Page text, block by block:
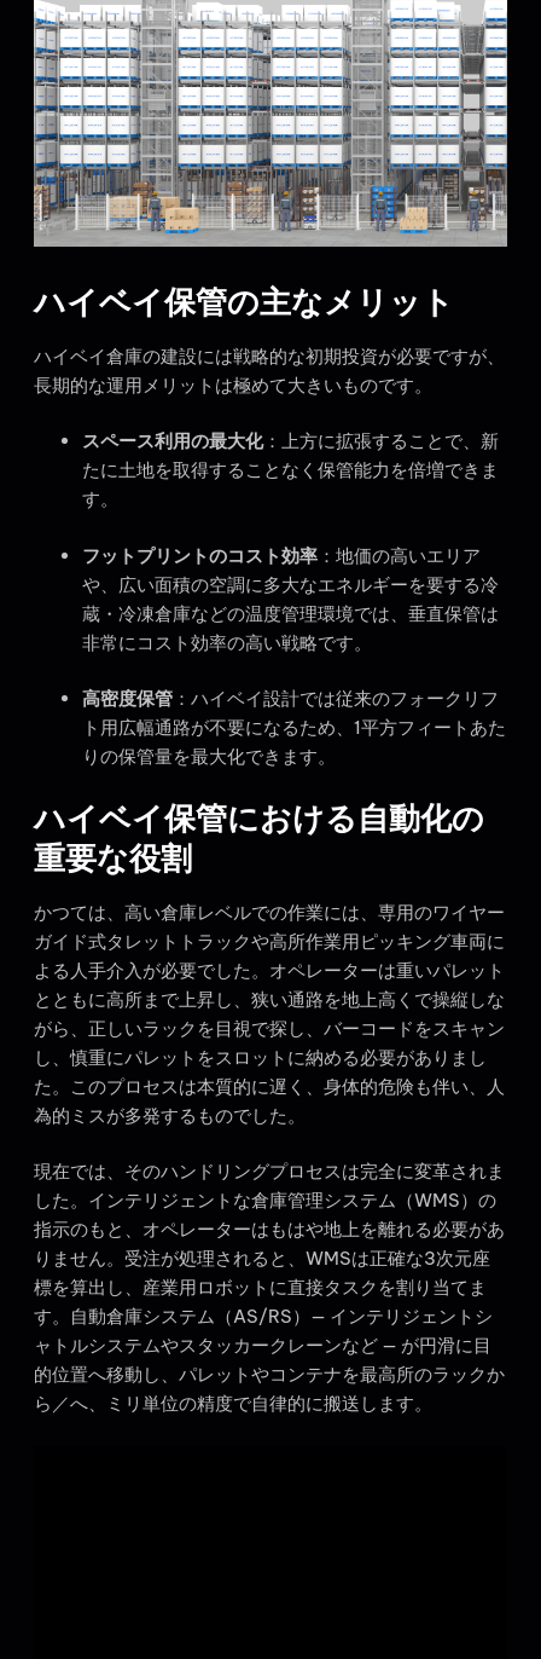
ハイベイ保管の主なメリット
ハイベイ倉庫の建設には戦略的な初期投資が必要ですが、
長期的な運用メリットは極めて大きいものです。
スペース利用の最大化：上方に拡張することで、新
たに土地を取得することなく保管能力を倍増できま
す。
フットプリントのコスト効率 ：地価の高いエリア
や、広い面積の空調に多大なエネルギーを要する冷
蔵・冷凍倉庫などの温度管理環境では、垂直保管は
非常にコスト効率の高い戦略です。
高密度保管 ：ハイベイ設計では従来のフォークリフ
ト用広幅通路が不要になるため、1平方フィートあた
りの保管量を最大化できます。
ハイベイ保管における自動化の
重要な役割
かつては、高い倉庫レベルでの作業には、専用のワイヤー
ガイド式タレットトラックや高所作業用ピッキング車両に
よる人手介入が必要でした。オペレーターは重いパレット
とともに高所まで上昇し、狭い通路を地上高くで操縦しな
がら、正しいラックを目視で探し、バーコードをスキャン
し、慎重にパレットをスロットに納める必要がありまし
た。このプロセスは本質的に遅く、身体的危険も伴い、人
為的ミスが多発するものでした。
現在では、そのハンドリングプロセスは完全に変革されま
した。インテリジェントな倉庫管理システム（WMS）の
指示のもと、オペレーターはもはや地上を離れる必要があ
りません。受注が処理されると、WMSは正確な3次元座
標を算出し、産業用ロボットに直接タスクを割り当てま
す。自動倉庫システム（AS/RS）— インテリジェントシ
ャトルシステムやスタッカークレーンなど — が円滑に目
的位置へ移動し、パレットやコンテナを最高所のラックか
ら／へ、ミリ単位の精度で自律的に搬送します。